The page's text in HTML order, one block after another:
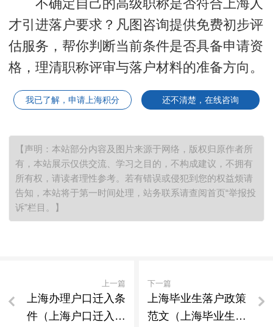
不确定自己的高级职称是否符合上海人
才引进落户要求？凡图咨询提供免费初步评
估服务，帮你判断当前条件是否具备申请资
格，理清职称评审与落户材料的准备方向。
我已了解，申请上海积分 还不清楚，在线咨询
【声明：本站部分内容及图片来源于网络，版权归原作者所
有，本站展示仅供交流、学习之目的，不构成建议，不拥有
所有权，请读者理性参考。若有错误或侵犯到您的权益烦请
告知，本站将于第一时间处理，站务联系请查阅首页“举报投
诉”栏目。】
上一篇
上海办理户口迁入条
件（上海户口迁入流
下一篇
上海毕业生落户政策
范文（上海毕业生落